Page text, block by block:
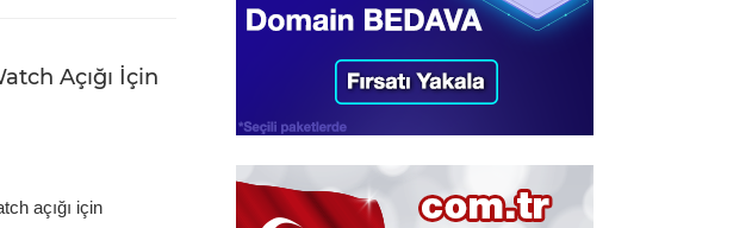
Açığı İçin
açığı için